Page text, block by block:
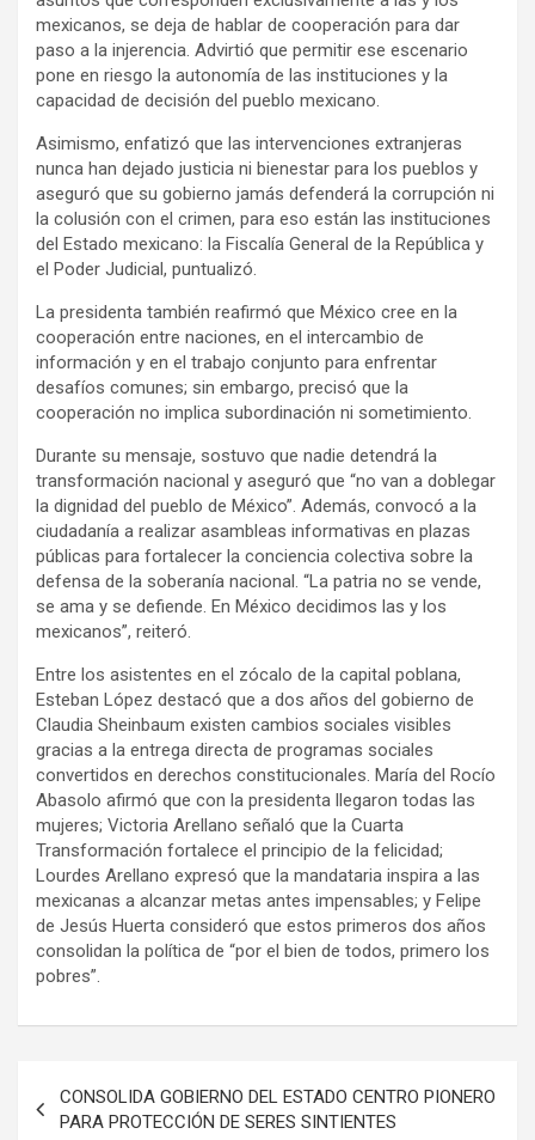
mexicanos, se deja de hablar de cooperación para dar
paso a la injerencia. Advirtió que permitir ese escenario
pone en riesgo la autonomía de las instituciones y la
capacidad de decisión del pueblo mexicano.
Asimismo, enfatizó que las intervenciones extranjeras
nunca han dejado justicia ni bienestar para los pueblos y
aseguró que su gobierno jamás defenderá la corrupción ni
la colusión con el crimen, para eso están las instituciones
del Estado mexicano: la Fiscalía General de la República y
el Poder Judicial, puntualizó.
La presidenta también reafirmó que México cree en la
cooperación entre naciones, en el intercambio de
información y en el trabajo conjunto para enfrentar
desafíos comunes; sin embargo, precisó que la
cooperación no implica subordinación ni sometimiento.
Durante su mensaje, sostuvo que nadie detendrá la
transformación nacional y aseguró que “no van a doblegar
la dignidad del pueblo de México”. Además, convocó a la
ciudadanía a realizar asambleas informativas en plazas
públicas para fortalecer la conciencia colectiva sobre la
defensa de la soberanía nacional. “La patria no se vende,
se ama y se defiende. En México decidimos las y los
mexicanos”, reiteró.
Entre los asistentes en el zócalo de la capital poblana,
Esteban López destacó que a dos años del gobierno de
Claudia Sheinbaum existen cambios sociales visibles
gracias a la entrega directa de programas sociales
convertidos en derechos constitucionales. María del Rocío
Abasolo afirmó que con la presidenta llegaron todas las
mujeres; Victoria Arellano señaló que la Cuarta
Transformación fortalece el principio de la felicidad;
Lourdes Arellano expresó que la mandataria inspira a las
mexicanas a alcanzar metas antes impensables; y Felipe
de Jesús Huerta consideró que estos primeros dos años
consolidan la política de “por el bien de todos, primero los
pobres”.
de
CONSOLIDA GOBIERNO DEL ESTADO CENTRO PIONERO
PARA PROTECCIÓN DE SERES SINTIENTES